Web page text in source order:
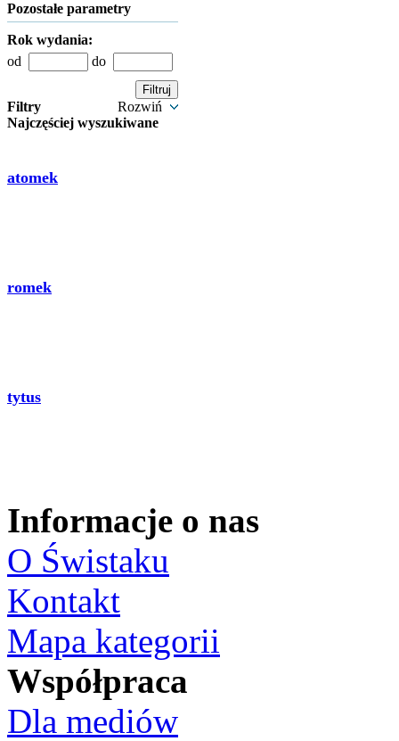
Pozostałe parametry
Rok wydania:
od
do
Filtry
Rozwiń
Najczęściej wyszukiwane
atomek
romek
tytus
Informacje o nas
O Świstaku
Kontakt
Mapa kategorii
Współpraca
Dla mediów